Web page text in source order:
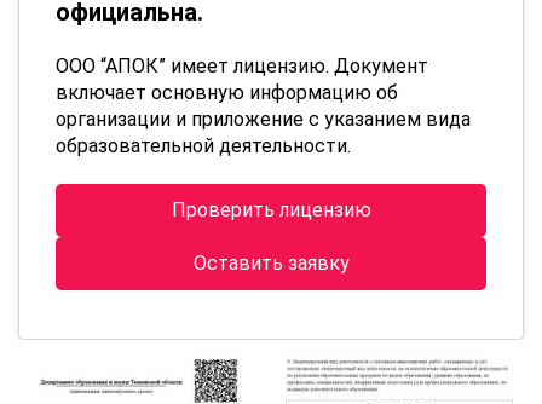
официальна.
ООО “АПОК” имеет лицензию. Документ
включает основную информацию об
организации и приложение с указанием вида
образовательной деятельности.
Проверить лицензию
Оставить заявку